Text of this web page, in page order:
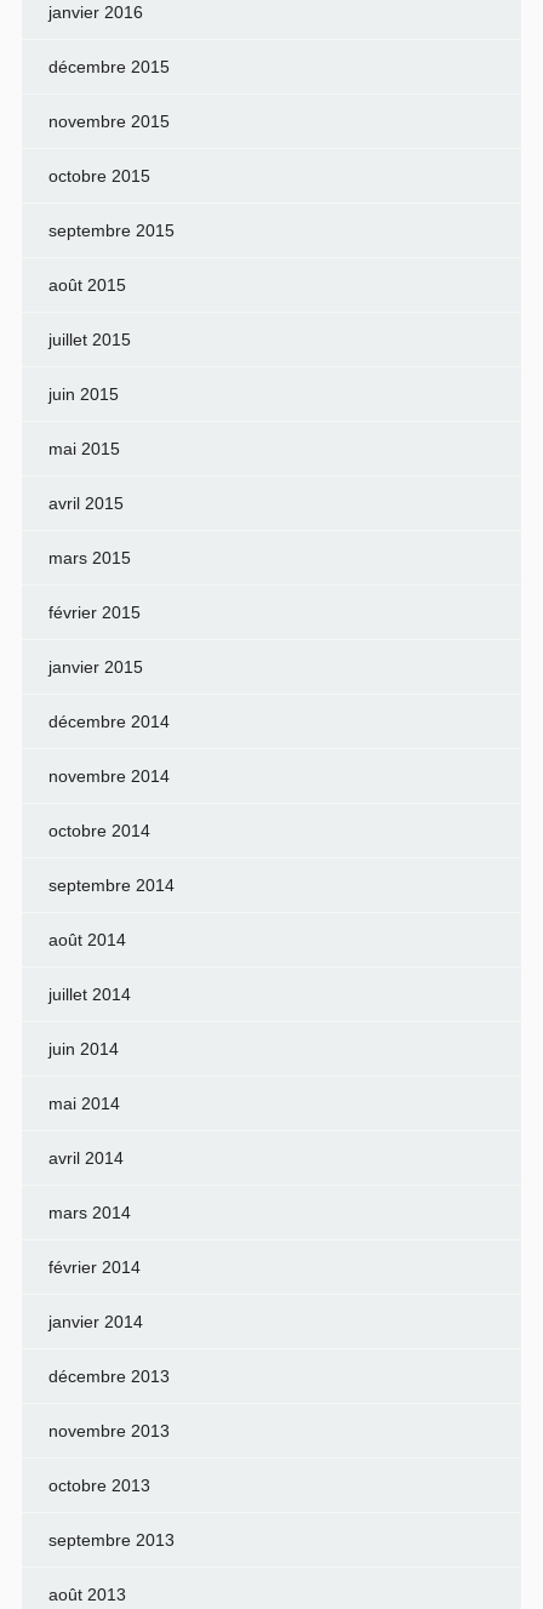
janvier 2016
décembre 2015
novembre 2015
octobre 2015
septembre 2015
août 2015
juillet 2015
juin 2015
mai 2015
avril 2015
mars 2015
février 2015
janvier 2015
décembre 2014
novembre 2014
octobre 2014
septembre 2014
août 2014
juillet 2014
juin 2014
mai 2014
avril 2014
mars 2014
février 2014
janvier 2014
décembre 2013
novembre 2013
octobre 2013
septembre 2013
août 2013